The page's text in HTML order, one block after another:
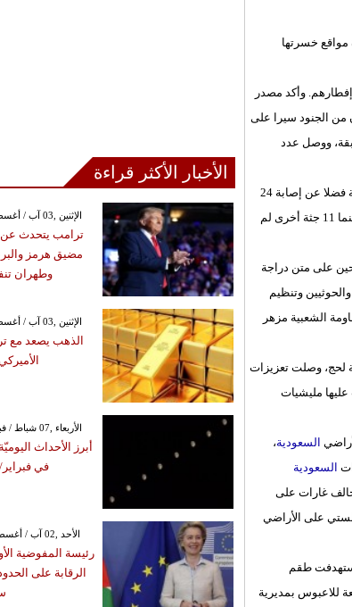
مواقع خسرتها
إفطارهم. وأكد مصدر
من الجنود سيرا على
ووصل عدد
وقال مصدر رسمي في مكتب محافظ حضرموت إن حصيلة ضحايا تفجيرات المكلا ارتفعت إلى 38 قتيلا من الجنود والضباط بينهم طفلة فضلا عن إصابة 24
آخرين، وقوات الجيش شددت الإجراءات الأمنية في المدينة فور وقوع الانفجارات. في ما لفت مصدر طبي إلى التعرف على 20 جثة، بينما 11 جثة أخرى لم
على متن دراجة
وتنظيم
الشعبية مزهر
لحج، وصلت تعزيزات
مليشيات
السعودية،
السعودية
غارات على
على الأراضي
طقم
للاعبوس بمديرية
الأخبار الأكثر قراءة
GMT 19:48 2026 الإثنين ,03 آب / أغسطس
ترامب يتحدث
مضيق هرمز
وطهران
GMT 20:15 2026 الإثنين ,03 آب / أغسطس
الذهب يصعد مع
GMT 09:02 2024 الأربعاء ,07 شباط / فبراير
أبرز الأحداث
في فبراير/
GMT 18:33 2026 الأحد ,02 آب / أغسطس
رئيسة المفوضية
الرقابة على